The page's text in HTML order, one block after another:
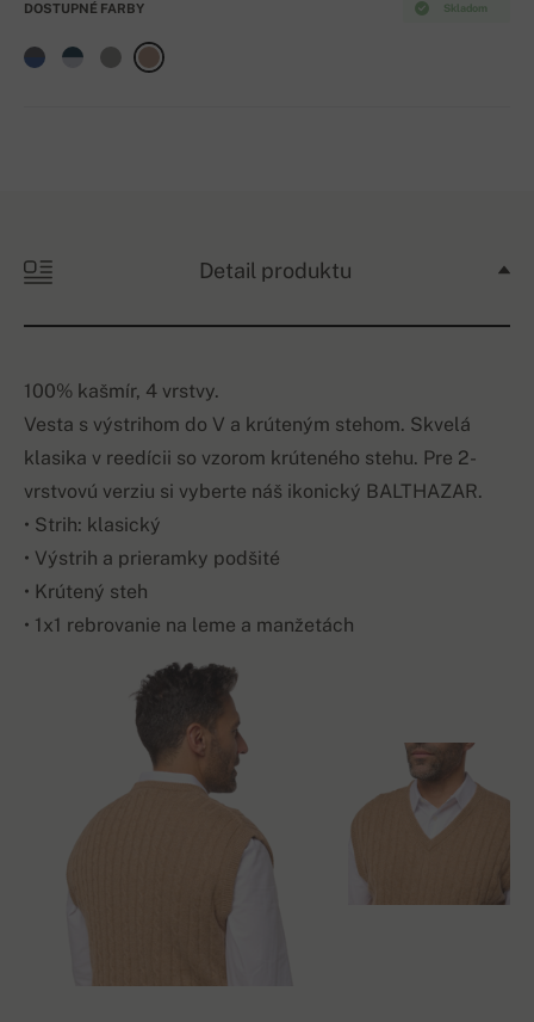
Skladom
DOSTUPNÉ FARBY
Detail produktu
100% kašmír, 4 vrstvy.
Vesta s výstrihom do V a krúteným stehom. Skvelá
klasika v reedícii so vzorom krúteného stehu. Pre 2-
vrstvovú verziu si vyberte náš ikonický BALTHAZAR.
• Strih: klasický
• Výstrih a prieramky podšité
• Krútený steh
• 1x1 rebrovanie na leme a manžetách